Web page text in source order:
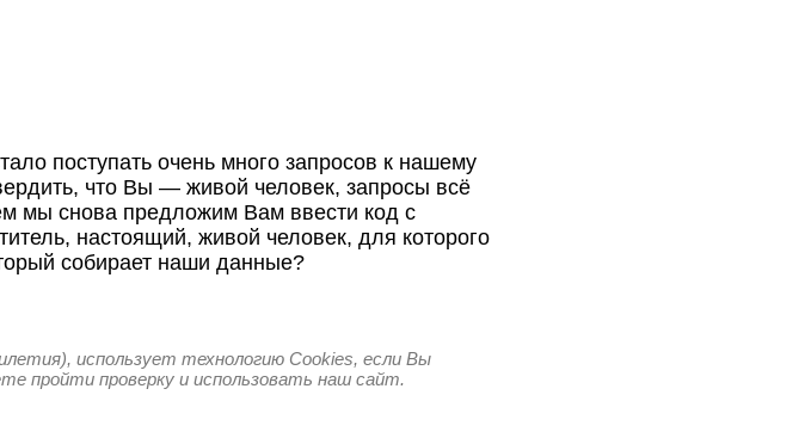
поступать очень много запросов к нашему
что Вы — живой человек, запросы всё
мы снова предложим Вам ввести код с
настоящий, живой человек, для которого
собирает наши данные?
использует технологию Cookies, если Вы
пройти проверку и использовать наш сайт.